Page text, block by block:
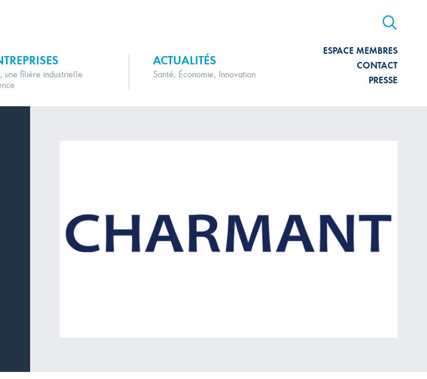
une filière industrielle
ACTUALITÉS
Santé, Économie, Innovation
ESPACE MEMBRES
CONTACT
PRESSE